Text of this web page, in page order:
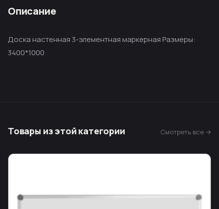
Описание
Доска настенная 3-элементная маркерная Размеры:
3400*1000
Товары из этой категории Смотреть все →